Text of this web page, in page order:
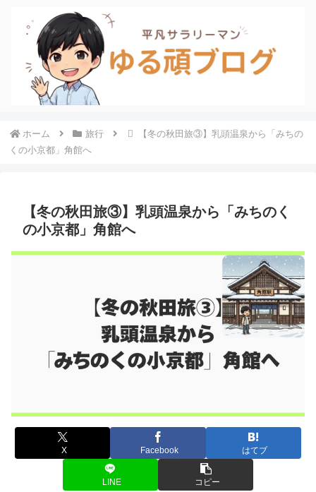
ホーム 旅行
【冬の秋田旅③】乳頭温泉から「みちの
くの小京都」角館へ
【冬の秋田旅③】乳頭温泉から「みちのく
の小京都」角館へ
X Facebook はてブ
LINE コピー